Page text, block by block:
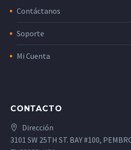
Contáctanos
Soporte
Mi Cuenta
CONTACTO
Dirección
3101 SW 25TH ST. BAY #100,